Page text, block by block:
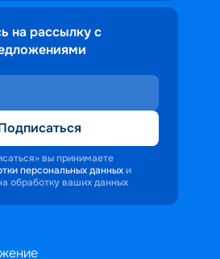
на рассылку с
вы принимаете
персональных данных и
обработку ваших данных